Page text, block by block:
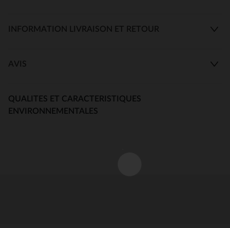
INFORMATION LIVRAISON ET RETOUR
AVIS
QUALITES ET CARACTERISTIQUES
ENVIRONNEMENTALES